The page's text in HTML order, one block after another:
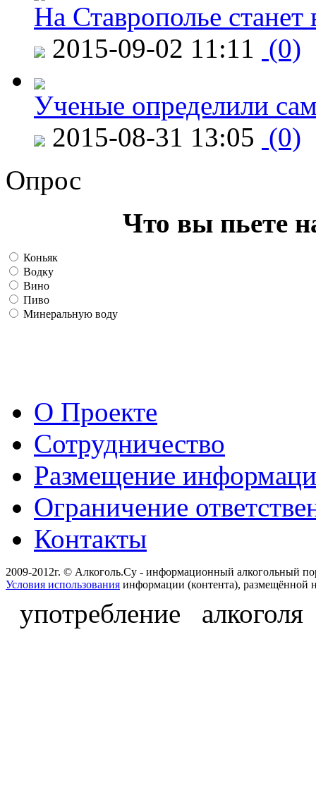
На Ставрополье
2015-09-02 11:11 (0)
Ученые определили
2015-08-31 13:05 (0)
Опрос
Что вы пьете
Коньяк
Водку
Вино
Пиво
Минеральную воду
О Проекте
Сотрудничество
Размещение
Ограничение
Контакты
2009-2012г. © Алкоголь.Су - информационный алкогольный
Условия использования информации (контента), размещённой
употребление